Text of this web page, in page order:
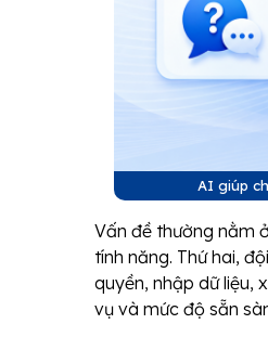
AI giúp
Vấn đề thường nằm
tính năng. Thứ hai,
quyền, nhập dữ liệu,
vụ và mức độ sẵn